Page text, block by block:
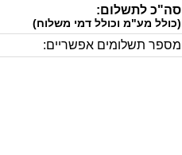
סה"כ לתשלום:
(כולל מע"מ וכולל דמי משלוח)
מספר תשלומים אפשריים: